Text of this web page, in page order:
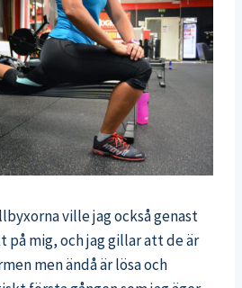
ville jag också genast
på mig, och jag gillar att de är
men ändå är lösa och